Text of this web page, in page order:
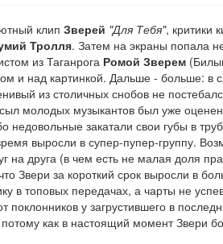
клип Зверей "Для Тебя", критики
Тролля. Затем на экраны попала
из Таганрога Ромой Зверем
и над картинкой. Дальше - больше: в
из столичных снобов не
молодых музыкантов был уже оценен
недовольные закатали свои губы в
выросли в супер-пупер-группу.
на друга (в чем есть не малая доля
Звери за короткий срок выросли в
в топовых передачах, а чарты не
у загрустившего в
как в настоящий момент Звери